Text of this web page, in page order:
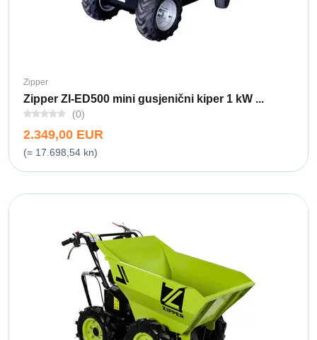
Zipper
Zipper ZI-ED500 mini gusjenični kiper 1 kW ...
(0)
2.349,00 EUR
(= 17.698,54 kn)